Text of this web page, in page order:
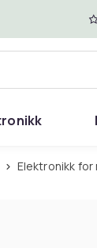
Elektronikk